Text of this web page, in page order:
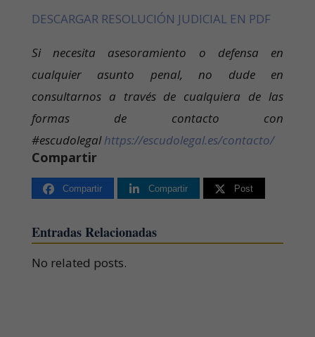
DESCARGAR RESOLUCIÓN JUDICIAL EN PDF
Si necesita asesoramiento o defensa en
cualquier asunto penal, no dude en
consultarnos a través de cualquiera de las
formas de contacto con
#escudolegalhttps://escudolegal.es/contacto/
Compartir
Compartir Compartir Post
Entradas Relacionadas
No related posts.